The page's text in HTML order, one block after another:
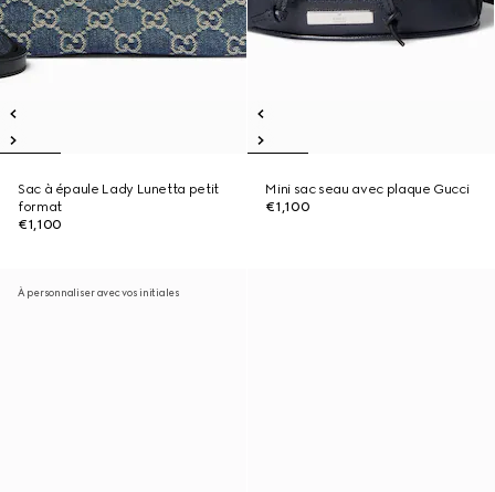
Sac à épaule Lady Lunetta petit
format
€1,100
Mini sac seau avec plaque Gucci
€1,100
À personnaliser avec vos initiales